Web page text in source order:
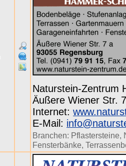
Naturstein-Zentrum
Äußere Wiener Str.
Internet:
E-Mail:
Branchen: Pflastersteine,
Fensterbänke,